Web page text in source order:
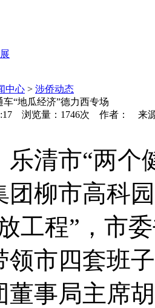
中心 > 涉侨动态
“地瓜经济”德力西专场
浏览量：1746次 作者： 来
市“两个
团柳市高科
工程”，市
领市四套班
董事局主席